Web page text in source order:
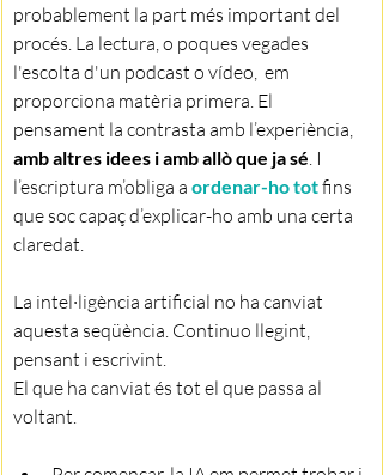
probablement la part més important del
procés. La lectura, o poques vegades
l'escolta d'un podcast o vídeo,  em
proporciona matèria primera. El
pensament la contrasta amb l’experiència,
amb altres idees i amb allò que ja sé . I
l’escriptura m’obliga a ordenar-ho tot fins
que soc capaç d’explicar-ho amb una certa
claredat.
La intel·ligència artificial no ha canviat
aquesta seqüència. Continuo llegint,
pensant i escrivint.
El que ha canviat és tot el que passa al
voltant.